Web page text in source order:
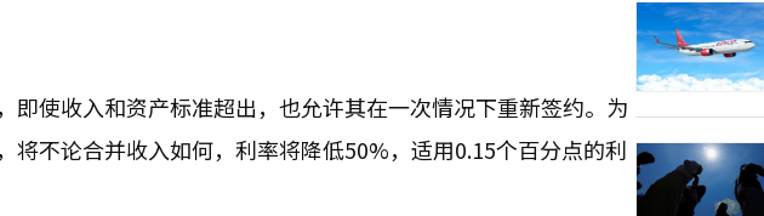
即使收入和资产标准超出，也允许其在一次情况下重新签约。为
将不论合并收入如何，利率将降低50%，适用0.15个百分点的利